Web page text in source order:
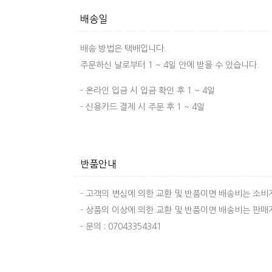
배송일
배송 방법은 택배입니다.
주문하신 날로부터 1 ~ 4일 안에 받을 수 있습니다.
- 온라인 입금 시 입금 확인 후 1 ~ 4일
- 신용카드 결제 시 주문 후 1 ~ 4일
반품안내
- 고객의 변심에 의한 교환 및 반품이면 배송비는 소비
- 상품의 이상에 의한 교환 및 반품이면 배송비는 판매
- 문의 : 07043354341